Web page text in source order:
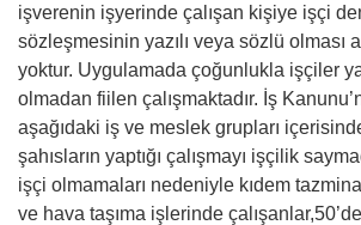
işverenin işyerinde çalışan kişiye işçi
sözleşmesinin yazılı veya sözlü olması
yoktur. Uygulamada çoğunlukla işçiler
olmadan fiilen çalışmaktadır. İş
aşağıdaki iş ve meslek grupları
şahısların yaptığı çalışmayı işçilik
işçi olmamaları nedeniyle kıdem
ve hava taşıma işlerinde